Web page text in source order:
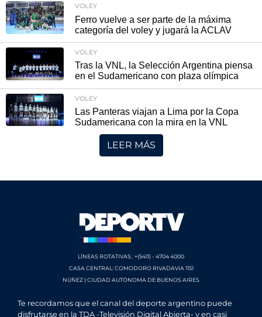
VOLEY
Ferro vuelve a ser parte de la máxima
categoría del voley y jugará la ACLAV
VOLEY
Tras la VNL, la Selección Argentina piensa
en el Sudamericano con plaza olímpica
VOLEY
Las Panteras viajan a Lima por la Copa
Sudamericana con la mira en la VNL
LEER MÁS
LÍNEAS ROTATIVAS.: +(5411) - 4704 4000
CASA CENTRAL: COMODORO RIVADAVIA 1151
NÚÑEZ | CIUDAD AUTÓNOMA DE BUENOS AIRES
Te recordamos que el canal del deporte argentino puede
disfrutarse en la TDA -Televisión Digital Abierta- y en casi